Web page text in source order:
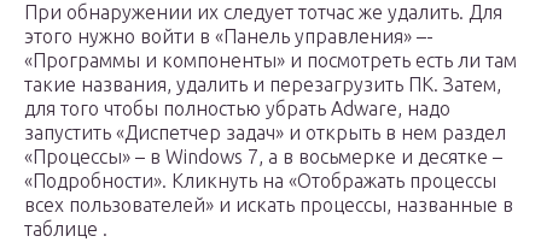
При обнаружении их следует тотчас же удалить. Для
этого нужно войти в «Панель управления» –­­­­­­­
«Программы и компоненты» и посмотреть есть ли там
такие названия, удалить и перезагрузить ПК. Затем,
для того чтобы полностью убрать Adware, надо
запустить «Диспетчер задач» и открыть в нем раздел
«Процессы» – в Windows 7, а в восьмерке и десятке –
«Подробности». Кликнуть на «Отображать процессы
всех пользователей» и искать процессы, названные в
таблице .